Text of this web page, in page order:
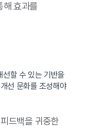
해 효과를
선할 수 있는 기반을
선 문화를 조성해야
드백을 귀중한